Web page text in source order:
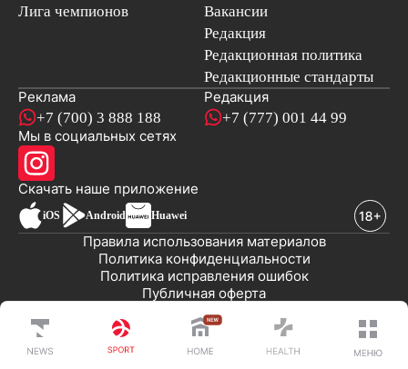
Лига чемпионов
Вакансии
Редакция
Редакционная политика
Редакционные стандарты
Реклама
+7 (700) 3 888 188
Редакция
+7 (777) 001 44 99
Мы в социальных сетях
Скачать наше приложениеновостей
iOS Android Huawei
Публичная оферта
Политика исправления ошибок
Политика конфиденциальности
Правила использования материалов
© 2008-2026 ТОО «EML»